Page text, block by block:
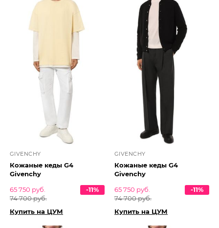
GIVENCHY
Кожаные кеды G4
Givenchy
65 750 руб.
74 700 руб.
-11%
Купить на ЦУМ
GIVENCHY
Кожаные кеды G4
Givenchy
65 750 руб.
74 700 руб.
-11%
Купить на ЦУМ